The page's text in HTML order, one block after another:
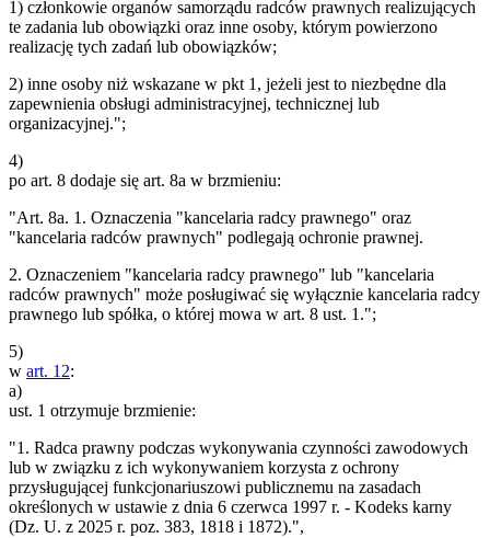
1) członkowie organów samorządu radców prawnych realizujących
te zadania lub obowiązki oraz inne osoby, którym powierzono
realizację tych zadań lub obowiązków;
2) inne osoby niż wskazane w pkt 1, jeżeli jest to niezbędne dla
zapewnienia obsługi administracyjnej, technicznej lub
organizacyjnej.";
4)
po art. 8 dodaje się art. 8a w brzmieniu:
"Art. 8a. 1. Oznaczenia "kancelaria radcy prawnego" oraz
"kancelaria radców prawnych" podlegają ochronie prawnej.
2. Oznaczeniem "kancelaria radcy prawnego" lub "kancelaria
radców prawnych" może posługiwać się wyłącznie kancelaria radcy
prawnego lub spółka, o której mowa w art. 8 ust. 1.";
5)
w art. 12:
a)
ust. 1 otrzymuje brzmienie:
"1. Radca prawny podczas wykonywania czynności zawodowych
lub w związku z ich wykonywaniem korzysta z ochrony
przysługującej funkcjonariuszowi publicznemu na zasadach
określonych w ustawie z dnia 6 czerwca 1997 r. - Kodeks karny
(Dz. U. z 2025 r. poz. 383, 1818 i 1872).",